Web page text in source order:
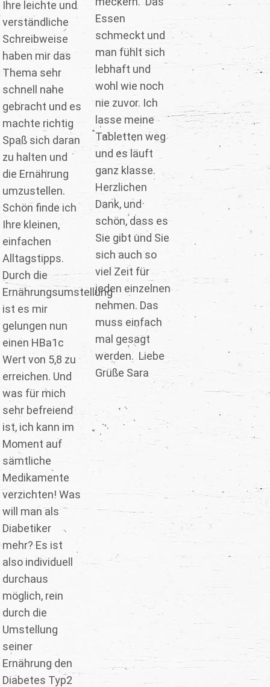
Ihre leichte und
verständliche
Schreibweise
haben mir das
Thema sehr
schnell nahe
gebracht und es
machte richtig
Spaß sich daran
zu halten und
die Ernährung
umzustellen.
Schön finde ich
Ihre kleinen,
einfachen
Alltagstipps.
Durch die
Ernährungsumstellung
ist es mir
gelungen nun
einen HBa1c
Wert von 5,8 zu
erreichen. Und
was für mich
sehr befreiend
ist, ich kann im
Moment auf
sämtliche
Medikamente
verzichten! Was
will man als
Diabetiker
mehr? Es ist
also individuell
durchaus
möglich, rein
durch die
Umstellung
seiner
Ernährung den
Diabetes Typ2
Essen
schmeckt und
man fühlt sich
lebhaft und
wohl wie noch
nie zuvor. Ich
lasse meine
Tabletten weg
und es läuft
ganz klasse.
Herzlichen
Dank, und
schön, dass es
Sie gibt und Sie
sich auch so
viel Zeit für
jeden einzelnen
nehmen. Das
muss einfach
mal gesagt
werden. Liebe
Grüße Sara